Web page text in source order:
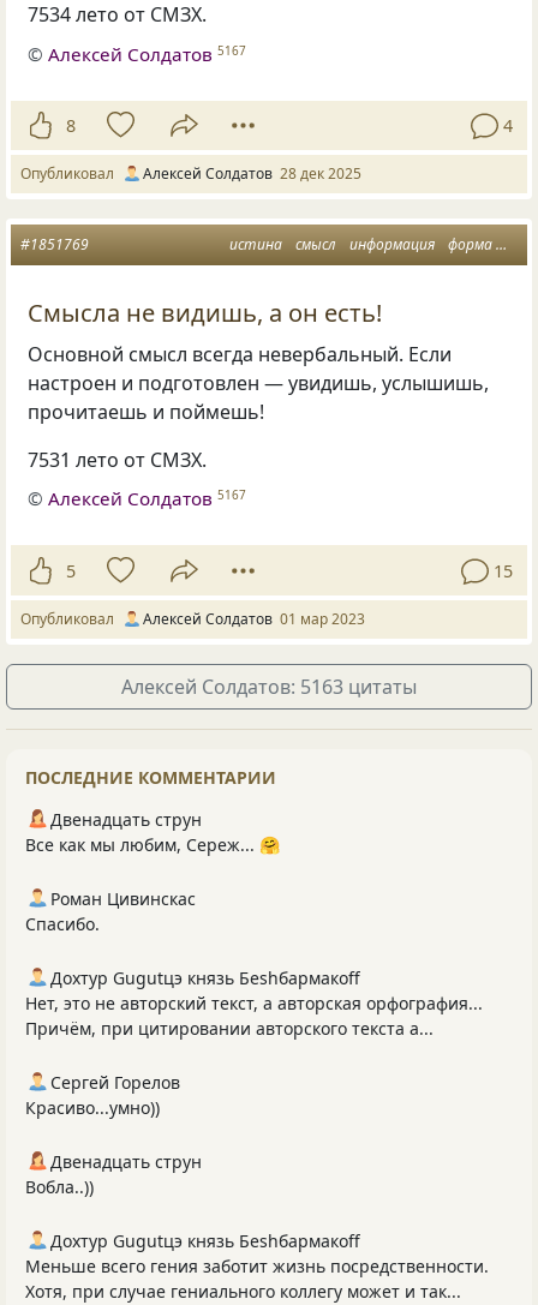
7534 лето от СМЗХ.
©Алексей Солдатов 5167
8 4
Опубликовал Алексей Солдатов 28 дек 2025
истина смысл информация форма
#1851769
Смысла не видишь, а он есть!
Основной смысл всегда невербальный. Если
настроен и подготовлен — увидишь, услышишь,
прочитаешь и поймешь!
7531 лето от СМЗХ.
©Алексей Солдатов 5167
5 15
Опубликовал Алексей Солдатов 01 мар 2023
Алексей Солдатов: 5163 цитаты
ПОСЛЕДНИЕ КОММЕНТАРИИ
Двенадцать струн
Все как мы любим, Сереж... 🤗
Роман Цивинскас
Спасибо.
Дохтур Gugutцэ князь Беshбармакоff
Нет, это не авторский текст, а авторская орфография...
Причём, при цитировании авторского текста а...
Сергей Горелов
Красиво...умно))
Двенадцать струн
Вобла..))
Дохтур Gugutцэ князь Беshбармакоff
Меньше всего гения заботит жизнь посредственности.
Хотя, при случае гениального коллегу может и так...